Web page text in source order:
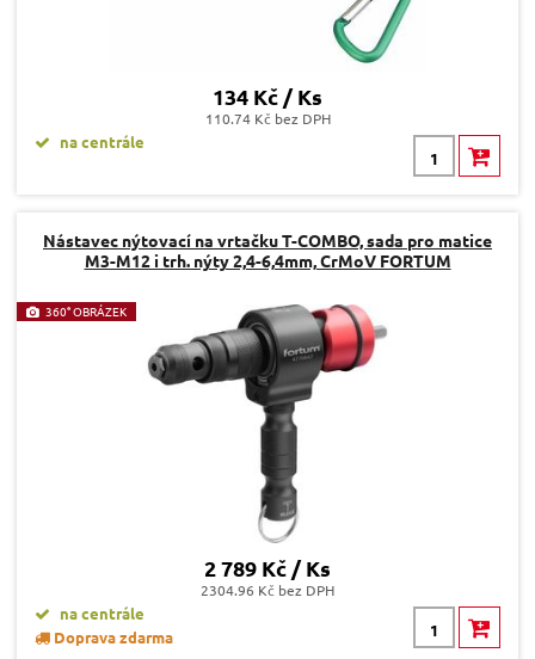
134 Kč / Ks
110.74 Kč bez DPH
na centrále
Nástavec nýtovací na vrtačku T-COMBO, sada pro matice
M3-M12 i trh. nýty 2,4-6,4mm, CrMoV FORTUM
360° OBRÁZEK
2 789 Kč / Ks
2304.96 Kč bez DPH
na centrále
Doprava zdarma